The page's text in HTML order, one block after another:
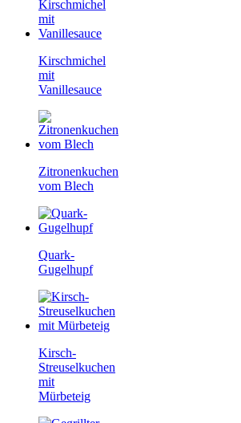
Kirschmichel
mit
Vanillesauce
Zitronenkuchen
vom Blech
Quark-
Gugelhupf
Kirsch-
Streuselkuchen
mit
Mürbeteig